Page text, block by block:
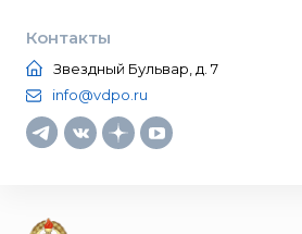
Контакты
Звездный Бульвар, д. 7
info@vdpo.ru